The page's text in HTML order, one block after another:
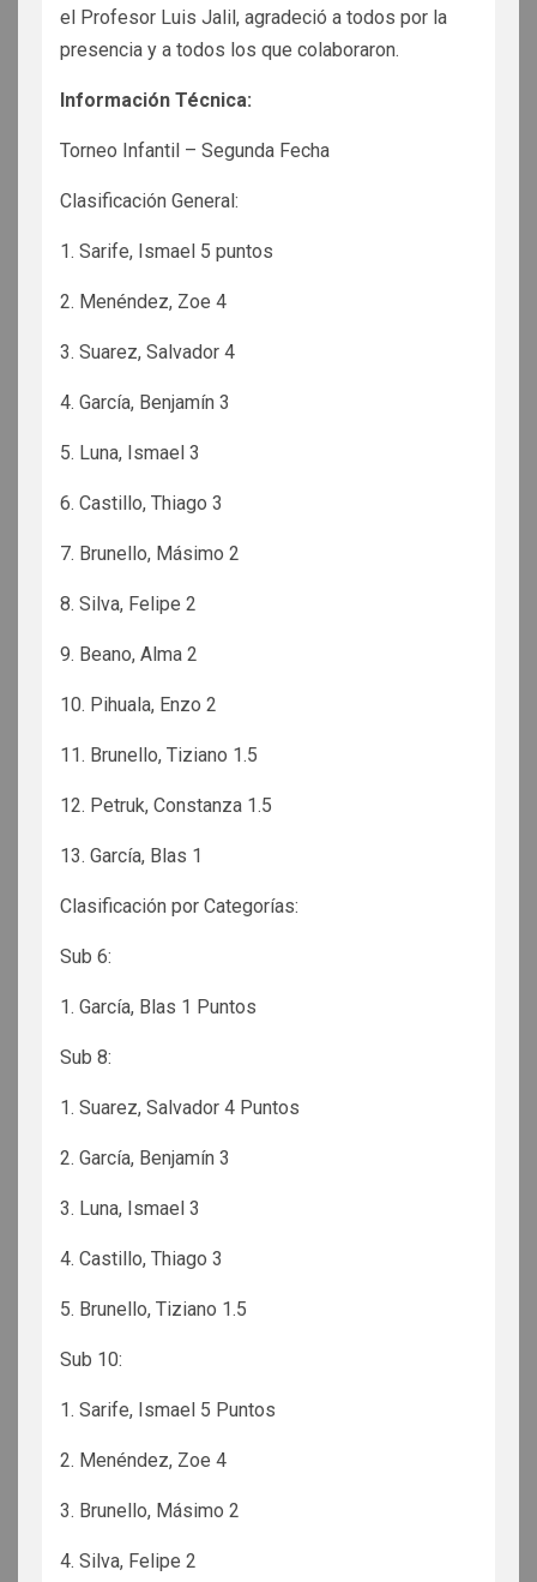
el Profesor Luis Jalil, agradeció a todos por la
presencia y a todos los que colaboraron.
Información Técnica:
Torneo Infantil – Segunda Fecha
Clasificación General:
1. Sarife, Ismael 5 puntos
2. Menéndez, Zoe 4
3. Suarez, Salvador 4
4. García, Benjamín 3
5. Luna, Ismael 3
6. Castillo, Thiago 3
7. Brunello, Másimo 2
8. Silva, Felipe 2
9. Beano, Alma 2
10. Pihuala, Enzo 2
11. Brunello, Tiziano 1.5
12. Petruk, Constanza 1.5
13. García, Blas 1
Clasificación por Categorías:
Sub 6:
1. García, Blas 1 Puntos
Sub 8:
1. Suarez, Salvador 4 Puntos
2. García, Benjamín 3
3. Luna, Ismael 3
4. Castillo, Thiago 3
5. Brunello, Tiziano 1.5
Sub 10:
1. Sarife, Ismael 5 Puntos
2. Menéndez, Zoe 4
3. Brunello, Másimo 2
4. Silva, Felipe 2